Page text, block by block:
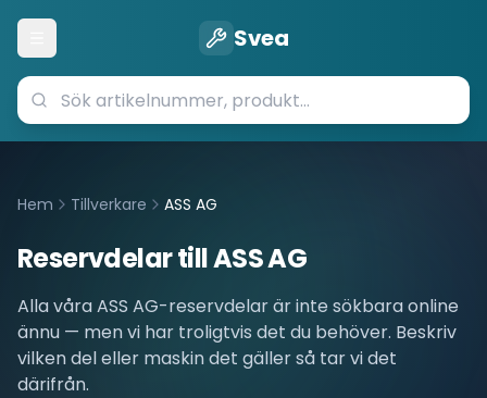
Öppna meny Svea
Hem Tillverkare ASS AG
Reservdelar tillASS AG
Alla våraASS AG-reservdelar är inte sökbara online
ännu — men vi har troligtvis det du behöver. Beskriv
vilken del eller maskin det gäller så tar vi det
därifrån.